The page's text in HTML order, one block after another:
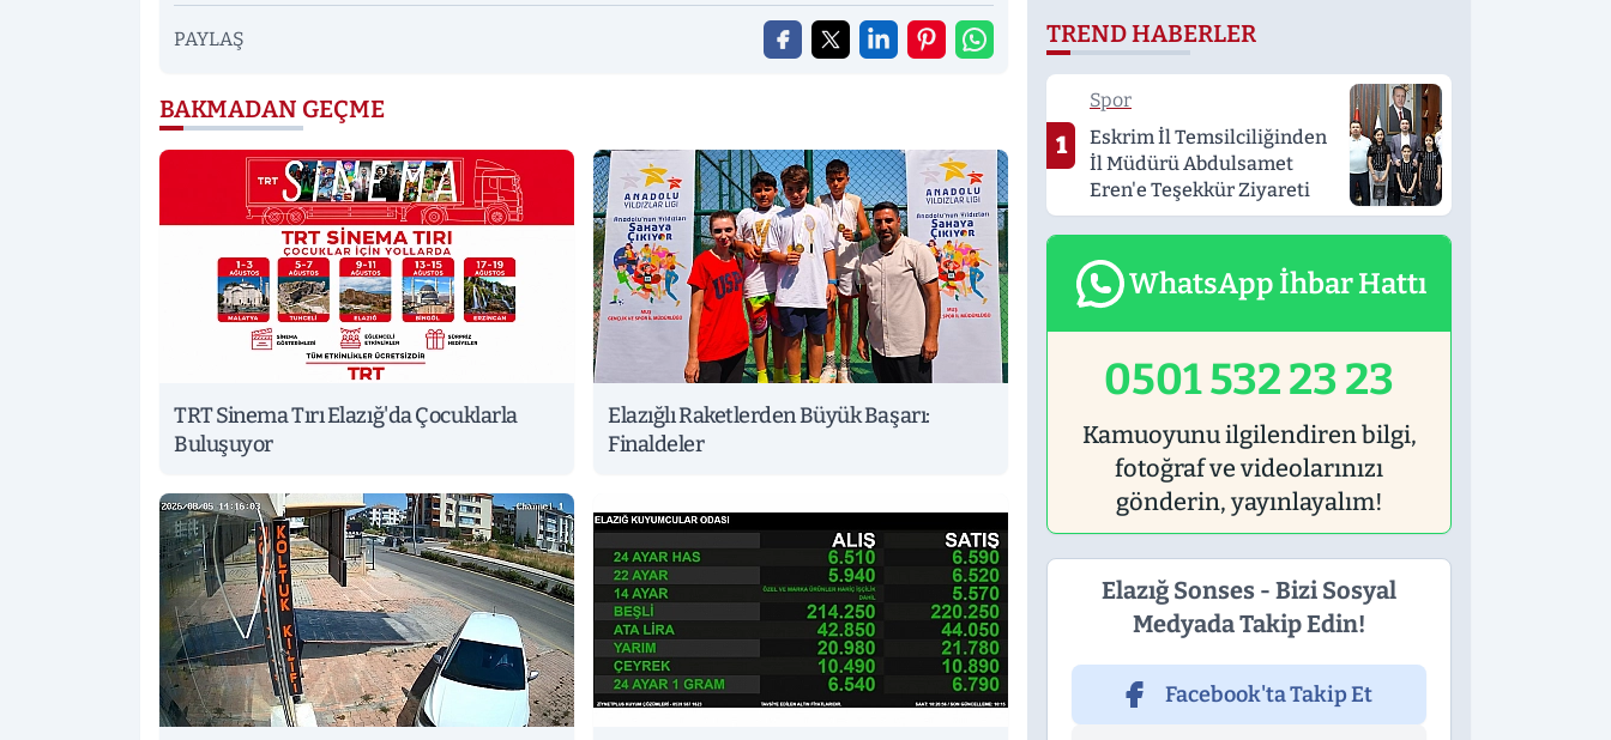
PAYLAŞ
BAKMADAN GEÇME
TRT Sinema Tırı Elazığ'da Çocuklarla
Buluşuyor
Elazığlı Raketlerden Büyük Başarı:
Finaldeler
TREND HABERLER
1
Spor
Eskrim İl Temsilciliğinden
İl Müdürü Abdulsamet
Eren'e Teşekkür Ziyareti
WhatsApp İhbar Hattı
0501 532 23 23
Kamuoyunu ilgilendiren bilgi,
fotoğraf ve videolarınızı
gönderin, yayınlayalım!
Elazığ Sonses - Bizi Sosyal
Medyada Takip Edin!
Facebook'ta Takip Et